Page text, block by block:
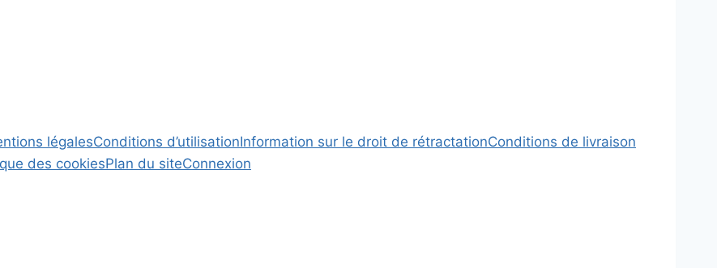
légalesConditions d’utilisationInformation sur le droit de rétractationConditions de livraison
des cookiesPlan du siteConnexion